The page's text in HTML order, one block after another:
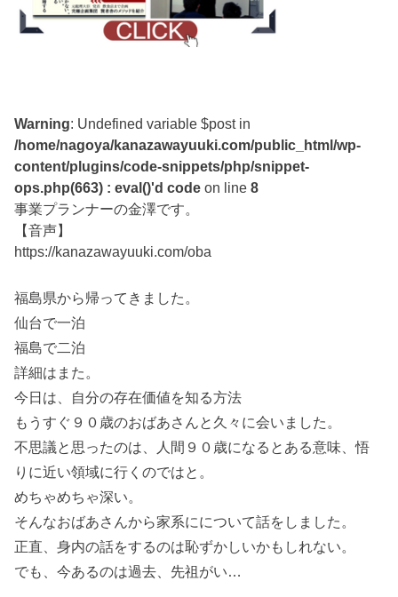
Warning: Undefined variable $post in
/home/nagoya/kanazawayuuki.com/public_html/wp-
content/plugins/code-snippets/php/snippet-
ops.php(663) : eval()'d code on line8
事業プランナーの金澤です。
【音声】
https://kanazawayuuki.com/oba
福島県から帰ってきました。
仙台で一泊
福島で二泊
詳細はまた。
今日は、自分の存在価値を知る方法
もうすぐ９０歳のおばあさんと久々に会いました。
不思議と思ったのは、人間９０歳になるとある意味、悟
りに近い領域に行くのではと。
めちゃめちゃ深い。
そんなおばあさんから家系にについて話をしました。
正直、身内の話をするのは恥ずかしいかもしれない。
でも、今あるのは過去、先祖がい…